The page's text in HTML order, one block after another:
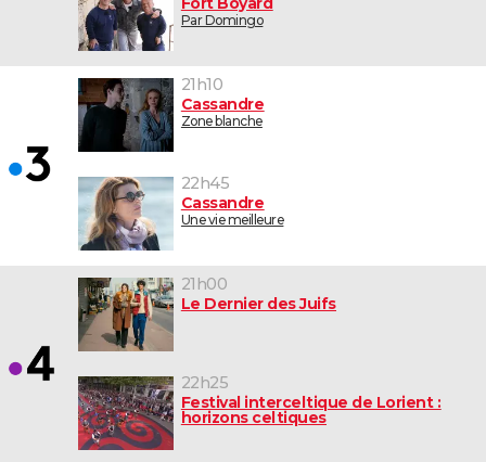
Par Domingo
21h10
Cassandre
Zone blanche
22h45
Cassandre
Une vie meilleure
21h00
Le Dernier des Juifs
22h25
Festival interceltique de Lorient :
horizons celtiques